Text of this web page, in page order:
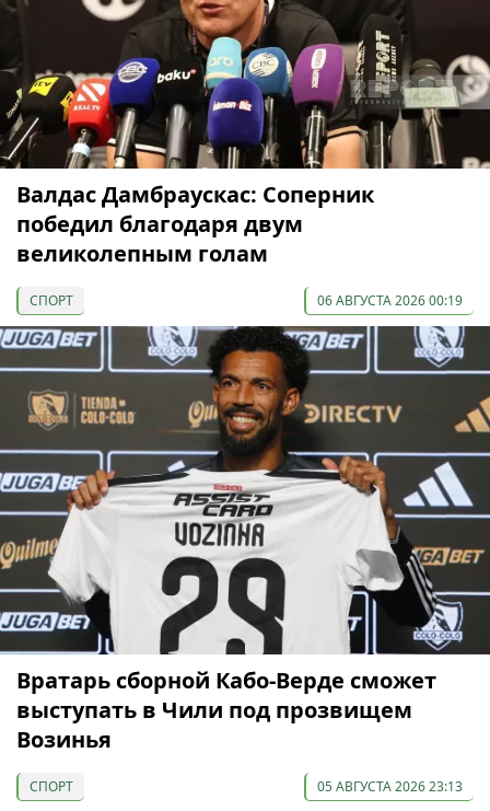
Валдас Дамбраускас: Соперник
победил благодаря двум
великолепным голам
СПОРТ 06 АВГУСТА 2026 00:19
Вратарь сборной Кабо-Верде сможет
выступать в Чили под прозвищем
Возинья
СПОРТ 05 АВГУСТА 2026 23:13